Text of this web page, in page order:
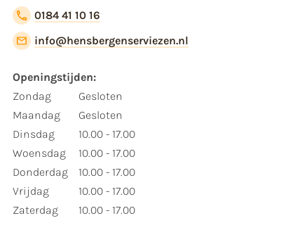
0184 41 10 16
info@hensbergenserviezen.nl
Openingstijden:
Zondag
Maandag
Dinsdag
Woensdag
Donderdag
Vrijdag
Zaterdag
Gesloten
Gesloten
10.00 - 17.00
10.00 - 17.00
10.00 - 17.00
10.00 - 17.00
10.00 - 17.00